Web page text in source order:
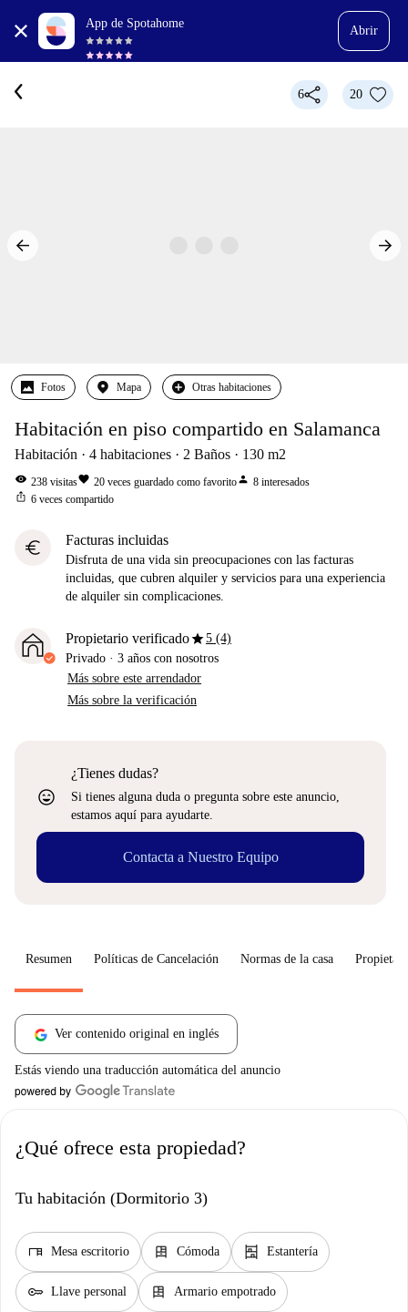
App de Spotahome
Abrir
6 20
Fotos Mapa Otras habitaciones
Habitación en piso compartido en Salamanca
Habitación 4 habitaciones 2 Baños 130 m2
visibility 238 visitasfavorite 20 veces guardado como favoritoperson 8 interesados
ios_share 6 veces compartido
euro Facturas incluidas
Disfruta de una vida sin preocupaciones con las facturas
incluidas, que cubren alquiler y servicios para una experiencia
de alquiler sin complicaciones.
Propietario verificadostar5 (4)
Privado · 3 años con nosotros
Más sobre este arrendador
Más sobre la verificación
sentiment_very_satisfied
¿Tienes dudas?
Si tienes alguna duda o pregunta sobre este anuncio,
estamos aquí para ayudarte.
Contacta a Nuestro Equipo
Resumen Políticas de Cancelación Normas de la casa
Ver contenido original en inglés
Estás viendo una traducción automática del anuncio
¿Qué ofrece esta propiedad?
Tu habitación (Dormitorio 3)
desk Mesa escritorio dresser Cómoda shelves Estantería
key Llave personal dresser Armario empotrado